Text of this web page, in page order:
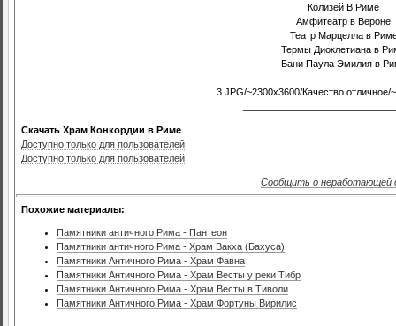
Колизей В Риме
Амфитеатр в Вероне
Театр Марцелла в
Термы Диоклетиана в
Бани Паула Эмилия в
3 JPG/~2300х3600/Качество отличное/
Скачать Храм Конкордии в Риме
Доступно только для пользователей
Доступно только для пользователей
Сообщить о неработающей
Похожие материалы:
Памятники античного Рима - Пантеон
Памятники античного Рима - Храм Вакха (Бахуса)
Памятники Античного Рима - Храм Фавна
Памятники Античного Рима - Храм Весты у реки Тибр
Памятники Античного Рима - Храм Весты в Тиволи
Памятники Античного Рима - Храм Фортуны Вирилис